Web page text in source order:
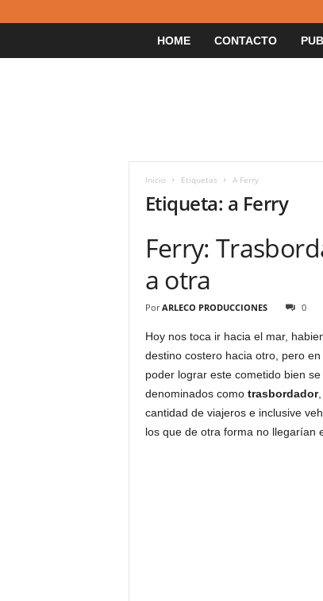
HOME CONTACTO
Inicio Etiquetas A Ferry
Etiqueta: a Ferry
Ferry:
a otra
Por ARLECO PRODUCCIONES 0
Hoy nos toca ir hacia el mar,
destino costero hacia otro, pero
poder lograr este cometido bien
denominados como trasbordador,
cantidad de viajeros e inclusive
los que de otra forma no llegarían